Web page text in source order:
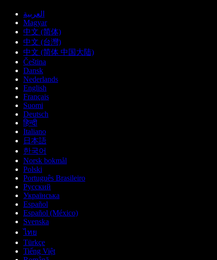
العربية
Magyar
中文 (简体)
中文 (台灣)
中文 (简体 中国大陆)
Čeština
Dansk
Nederlands
English
Français
Suomi
Deutsch
हिन्दी
Italiano
日本語
한국어
Norsk bokmål
Polski
Português Brasileiro
Русский
Українська
Español
Español (México)
Svenska
ไทย
Türkçe
Tiếng Việt